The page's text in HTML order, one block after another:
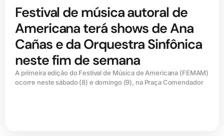
Festival de música autoral de
Americana terá shows de Ana
Cañas e da Orquestra Sinfônica
neste fim de semana
A primeira edição do Festival de Música de Americana (FEMAM)
ocorre neste sábado (8) e domingo (9), na Praça Comendador